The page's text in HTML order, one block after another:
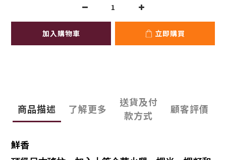
加入購物車 立即購買
商品描述 了解更多
送貨及付
款方式
顧客評價
鮮香